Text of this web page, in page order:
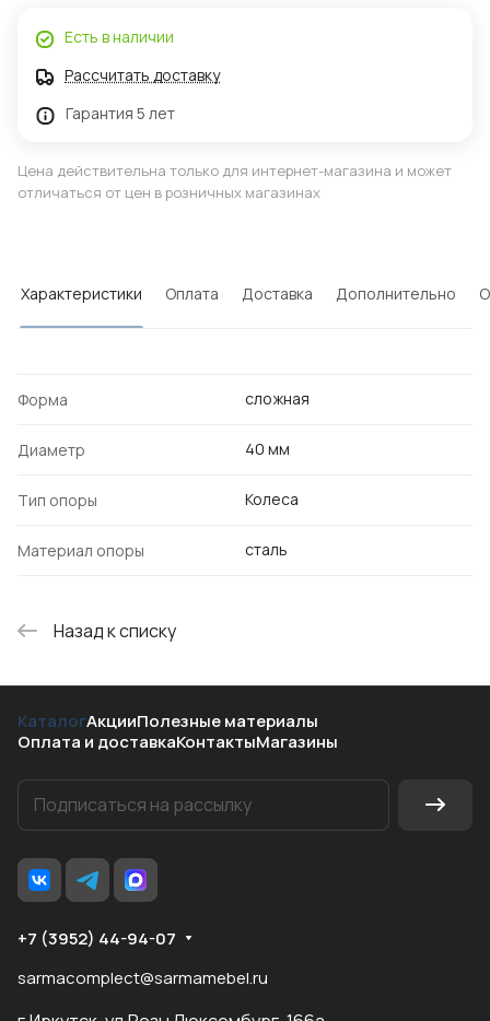
Есть в наличии
Рассчитать доставку
Гарантия 5 лет
Цена действительна только для интернет-магазина и может
отличаться от цен в розничных магазинах
Характеристики Оплата Доставка Дополнительно
Форма сложная
Диаметр 40 мм
Тип опоры Колеса
Материал опоры сталь
Назад к списку
КаталогАкцииПолезные материалы
Оплата и доставкаКонтактыМагазины
+7 (3952) 44-94-07
sarmacomplect@sarmamebel.ru